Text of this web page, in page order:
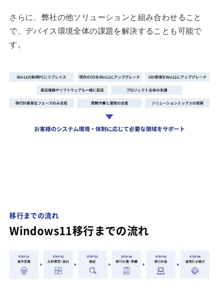
さらに、弊社の他ソリューションと組み合わせること
で、デバイス環境全体の課題を解決することも可能で
す。
移行までの流れ
Windows11移行までの流れ